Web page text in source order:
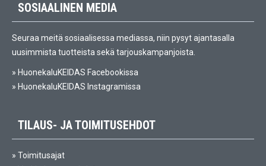
SOSIAALINEN MEDIA
Seuraa meitä sosiaalisessa mediassa, niin pysyt ajantasalla
uusimmista tuotteista sekä tarjouskampanjoista.
» HuonekaluKEIDAS Facebookissa
» HuonekaluKEIDAS Instagramissa
TILAUS- JA TOIMITUSEHDOT
» Toimitusajat